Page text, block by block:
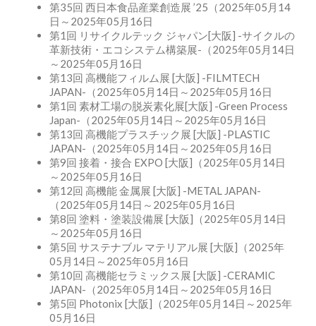
第35回 西日本食品産業創造展 ’25（2025年05月14
日～2025年05月16日
第1回 リサイクルテック ジャパン[大阪] -サイクルの
革新技術・エコシステム構築展-（2025年05月14日
～2025年05月16日
第13回 高機能フィルム展 [大阪] -FILMTECH
JAPAN-（2025年05月14日～2025年05月16日
第1回 素材工場の脱炭素化展[大阪] -Green Process
Japan-（2025年05月14日～2025年05月16日
第13回 高機能プラスチック展 [大阪] -PLASTIC
JAPAN-（2025年05月14日～2025年05月16日
第9回 接着・接合 EXPO [大阪]（2025年05月14日
～2025年05月16日
第12回 高機能 金属展 [大阪] -METAL JAPAN-
（2025年05月14日～2025年05月16日
第8回 塗料・塗装設備展 [大阪]（2025年05月14日
～2025年05月16日
第5回 サステナブル マテリアル展 [大阪]（2025年
05月14日～2025年05月16日
第10回 高機能セラミックス展 [大阪] -CERAMIC
JAPAN-（2025年05月14日～2025年05月16日
第5回 Photonix [大阪]（2025年05月14日～2025年
05月16日